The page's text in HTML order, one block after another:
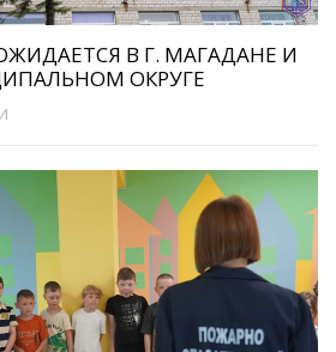
В Г. МАГАДАНЕ И
ОКРУГЕ